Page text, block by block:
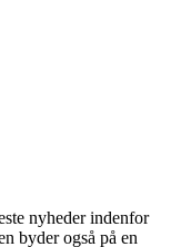
nyheder indenfor
byder også på en